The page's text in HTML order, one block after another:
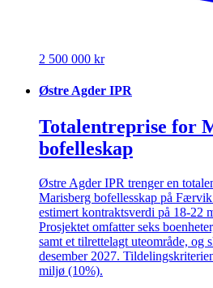
2 500 000 kr
Østre Agder IPR
Totalentreprise for
bofelleskap
Østre Agder IPR trenger en
Marisberg bofellesskap på
estimert kontraktsverdi på 18-22
Prosjektet omfatter seks
samt et tilrettelagt uteområde, og
desember 2027.
miljø (10%).